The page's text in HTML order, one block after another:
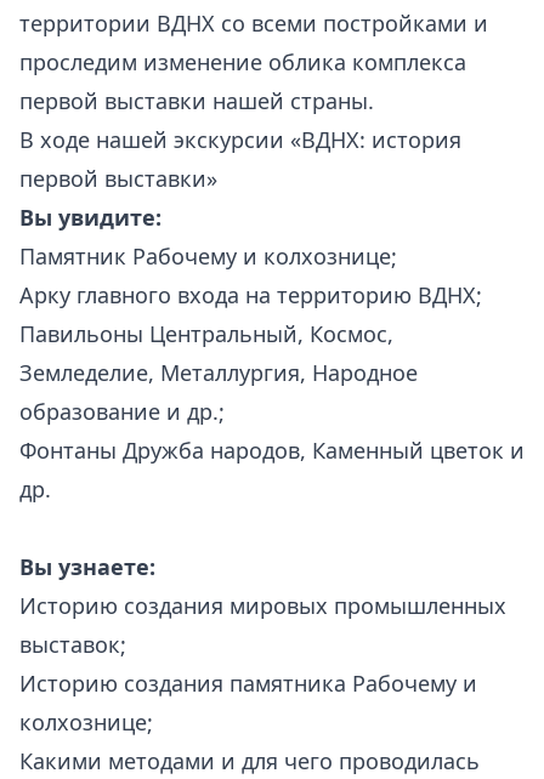
территории ВДНХ со всеми постройками и
проследим изменение облика комплекса
первой выставки нашей страны.
В ходе нашей экскурсии «ВДНХ: история
первой выставки»
Вы увидите:
Памятник Рабочему и колхознице;
Арку главного входа на территорию ВДНХ;
Павильоны Центральный, Космос,
Земледелие, Металлургия, Народное
образование и др.;
Фонтаны Дружба народов, Каменный цветок и
др.
Вы узнаете:
Историю создания мировых промышленных
выставок;
Историю создания памятника Рабочему и
колхознице;
Какими методами и для чего проводилась